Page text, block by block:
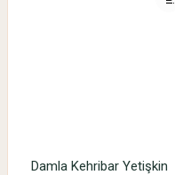
Damla Kehribar Yetişkin